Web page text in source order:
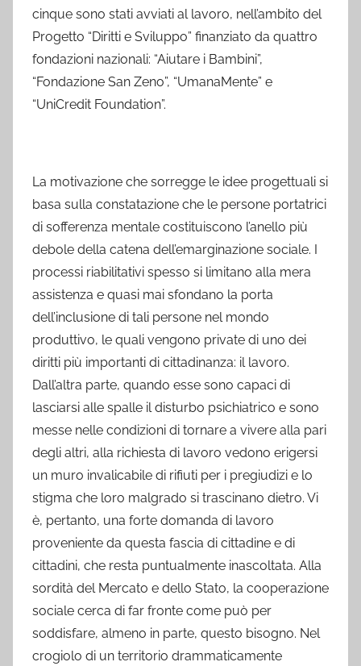
cinque sono stati avviati al lavoro, nell’ambito del
Progetto “Diritti e Sviluppo” finanziato da quattro
fondazioni nazionali: “Aiutare i Bambini”,
“Fondazione San Zeno”, “UmanaMente” e
“UniCredit Foundation”.
La motivazione che sorregge le idee progettuali si
basa sulla constatazione che le persone portatrici
di sofferenza mentale costituiscono l’anello più
debole della catena dell’emarginazione sociale. I
processi riabilitativi spesso si limitano alla mera
assistenza e quasi mai sfondano la porta
dell’inclusione di tali persone nel mondo
produttivo, le quali vengono private di uno dei
diritti più importanti di cittadinanza: il lavoro.
Dall’altra parte, quando esse sono capaci di
lasciarsi alle spalle il disturbo psichiatrico e sono
messe nelle condizioni di tornare a vivere alla pari
degli altri, alla richiesta di lavoro vedono erigersi
un muro invalicabile di rifiuti per i pregiudizi e lo
stigma che loro malgrado si trascinano dietro. Vi
è, pertanto, una forte domanda di lavoro
proveniente da questa fascia di cittadine e di
cittadini, che resta puntualmente inascoltata. Alla
sordità del Mercato e dello Stato, la cooperazione
sociale cerca di far fronte come può per
soddisfare, almeno in parte, questo bisogno. Nel
crogiolo di un territorio drammaticamente